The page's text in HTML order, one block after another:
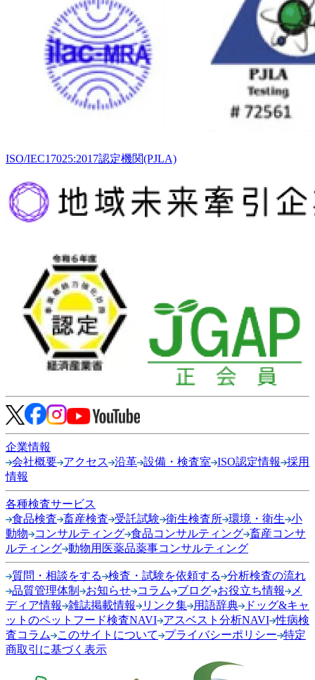
ISO/IEC17025:2017認定機関(PJLA)
企業情報
会社概要 アクセス 沿革 設備・検査室 ISO認定情報
採用
情報
各種検査サービス
食品検査 畜産検査 受託試験 衛生検査所 環境・衛生 小
動物
コンサルティング 食品コンサルティング 畜産コンサ
ルティング 動物用医薬品薬事コンサルティング
質問・相談をする 検査・試験を依頼する
分析検査の流れ
品質管理体制
お知らせ コラム ブログ お役立ち情報
メ
ディア情報
雑誌掲載情報 リンク集 用語辞典
ドッグ&キャ
ットのペットフード検査NAVI アスベスト分析NAVI 性病検
査コラム
このサイトについて プライバシーポリシー 特定
商取引に基づく表示